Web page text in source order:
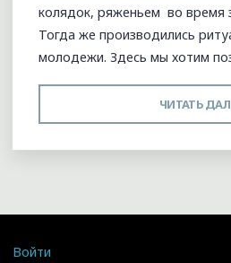
колядок, ряженьем во время
Тогда же производились
молодежи. Здесь мы хотим
ЧИТАТЬ
Войти